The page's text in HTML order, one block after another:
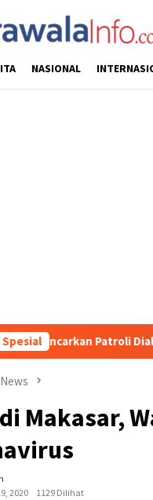
NASIONAL
Dialogis dan Sosialisasi
News
Makasar,
2020
1129 Dilihat